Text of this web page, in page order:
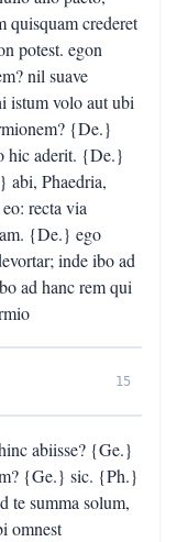
crederet
potest. egon
nil suave
istum volo aut ubi
{De.}
hic aderit. {De.}
Phaedria,
recta via
{De.} ego
inde ibo ad
ad hanc rem qui
15
abiisse? {Ge.}
{Ge.} sic. {Ph.}
te summa solum,
omnest